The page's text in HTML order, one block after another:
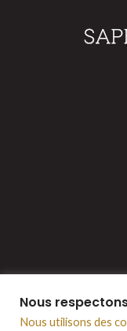
Saphir
Nous
Nous utilisons des